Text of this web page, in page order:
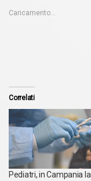
Caricamento...
Correlati
Pediatri, in Campania la